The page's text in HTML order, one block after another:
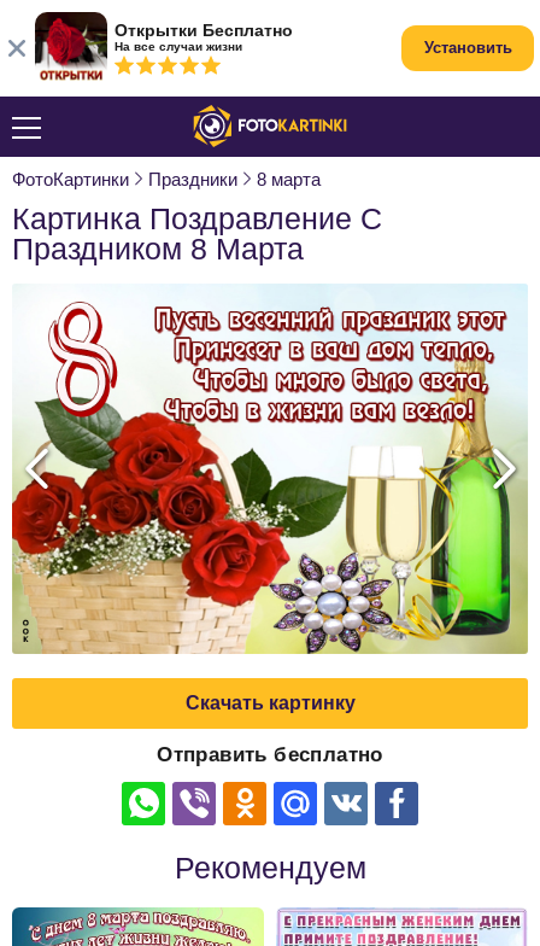
ФотоКартинки Праздники 8 марта
Картинка Поздравление С
Праздником 8 Марта
Скачать картинку
Отправить бесплатно
Рекомендуем
Открытки Бесплатно
На все случаи жизни Установить